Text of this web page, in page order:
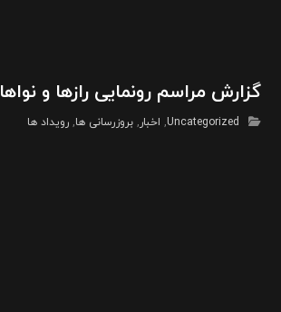
گزارش مراسم رونمایی رازها و نواها
Uncategorized
, اخبار,بروزرسانی ها,رویداد ها